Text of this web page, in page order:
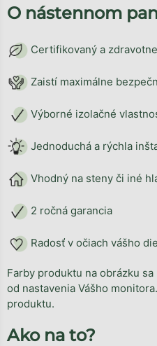
O nástennom
Certifikovaný a
Zaistí maximálne
Výborné izolačné
Jednoduchá a rýchla
Vhodný na steny či iné
2 ročná garancia
Radosť v očiach vášho
Farby produktu na obrázku
od nastavenia Vášho
produktu.
Ako na to?